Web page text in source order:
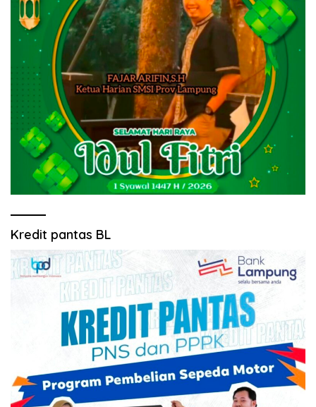
Kredit pantas BL